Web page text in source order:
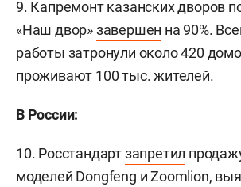
9. Капремонт казанских дворов
«Наш двор»завершен на 90%.
работы затронули около 420
проживают 100 тыс. жителей.
В России:
10. Росстандартзапретил
моделей Dongfeng и Zoomlion,